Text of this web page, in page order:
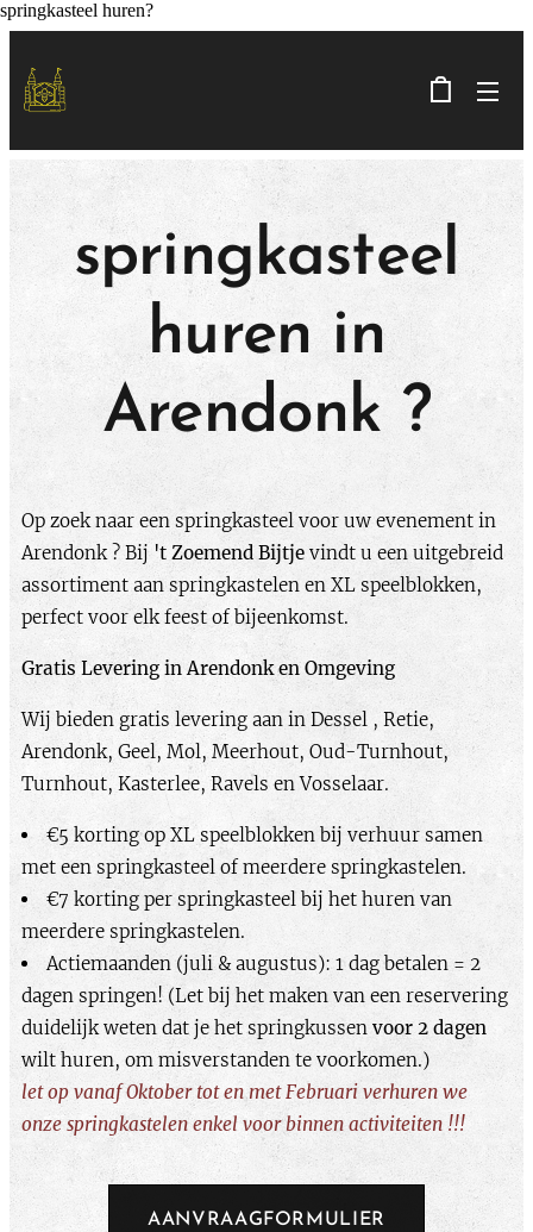
springkasteel huren?
springkasteel
huren in
Arendonk ?
​Op zoek naar een springkasteel voor uw evenement in
Arendonk ? Bij 't Zoemend Bijtje vindt u een uitgebreid
assortiment aan springkastelen en XL speelblokken,
perfect voor elk feest of bijeenkomst.​
Gratis Levering in Arendonk en Omgeving
Wij bieden gratis levering aan in Dessel , Retie,
Arendonk, Geel, Mol, Meerhout, Oud-Turnhout,
Turnhout, Kasterlee, Ravels en Vosselaar.
€5 korting op XL speelblokken bij verhuur samen
met een springkasteel of meerdere springkastelen.
€7 korting per springkasteel bij het huren van
meerdere springkastelen.
Actiemaanden (juli & augustus): 1 dag betalen = 2
dagen springen! (Let bij het maken van een reservering
duidelijk weten dat je het springkussen voor 2 dagen
wilt huren, om misverstanden te voorkomen.)
let op vanaf Oktober tot en met Februari verhuren we
onze springkastelen enkel voor binnen activiteiten !!!
AANVRAAGFORMULIER